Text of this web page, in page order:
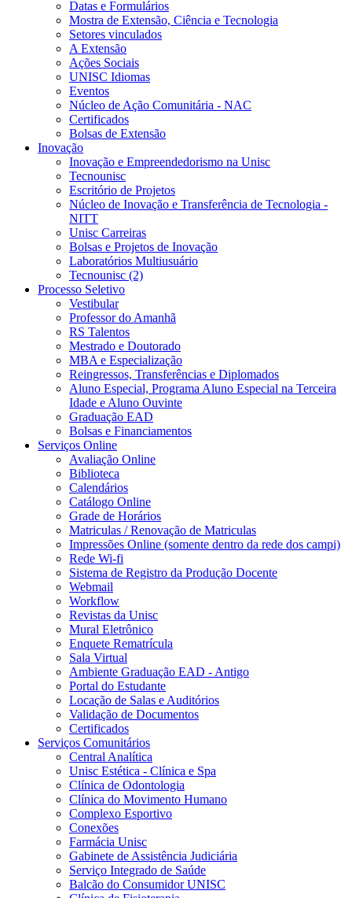
Datas e Formulários
Mostra de Extensão, Ciência e Tecnologia
Setores vinculados
A Extensão
Ações Sociais
UNISC Idiomas
Eventos
Núcleo de Ação Comunitária - NAC
Certificados
Bolsas de Extensão
Inovação
Inovação e Empreendedorismo na Unisc
Tecnounisc
Escritório de Projetos
Núcleo de Inovação e Transferência de Tecnologia -
NITT
Unisc Carreiras
Bolsas e Projetos de Inovação
Laboratórios Multiusuário
Tecnounisc (2)
Processo Seletivo
Vestibular
Professor do Amanhã
RS Talentos
Mestrado e Doutorado
MBA e Especialização
Reingressos, Transferências e Diplomados
Aluno Especial, Programa Aluno Especial na Terceira
Idade e Aluno Ouvinte
Graduação EAD
Bolsas e Financiamentos
Serviços Online
Avaliação Online
Biblioteca
Calendários
Catálogo Online
Grade de Horários
Matriculas / Renovação de Matriculas
Impressões Online (somente dentro da rede dos campi)
Rede Wi-fi
Sistema de Registro da Produção Docente
Webmail
Workflow
Revistas da Unisc
Mural Eletrônico
Enquete Rematrícula
Sala Virtual
Ambiente Graduação EAD - Antigo
Portal do Estudante
Locação de Salas e Auditórios
Validação de Documentos
Certificados
Serviços Comunitários
Central Analítica
Unisc Estética - Clínica e Spa
Clínica de Odontologia
Clínica do Movimento Humano
Complexo Esportivo
Conexões
Farmácia Unisc
Gabinete de Assistência Judiciária
Serviço Integrado de Saúde
Balcão do Consumidor UNISC